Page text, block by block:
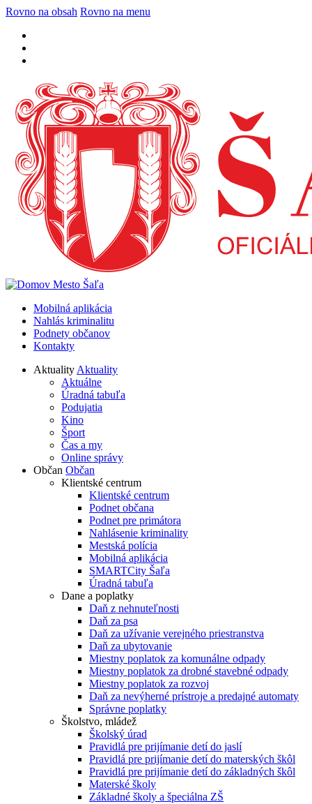
Rovno na obsah Rovno na menu
Mobilná aplikácia
Nahlás kriminalitu
Podnety občanov
Kontakty
AktualityAktuality
Aktuálne
Úradná tabuľa
Podujatia
Kino
Šport
Čas a my
Online správy
Občan Občan
Klientské centrum
Klientské centrum
Podnet občana
Podnet pre primátora
Nahlásenie kriminality
Mestská polícia
Mobilná aplikácia
SMARTCity Šaľa
Úradná tabuľa
Dane a poplatky
Daň z nehnuteľnosti
Daň za psa
Daň za užívanie verejného priestranstva
Daň za ubytovanie
Miestny poplatok za komunálne odpady
Miestny poplatok za drobné stavebné odpady
Miestny poplatok za rozvoj
Daň za nevýherné prístroje a predajné automaty
Správne poplatky
Školstvo, mládež
Školský úrad
Pravidlá pre prijímanie detí do jaslí
Pravidlá pre prijímanie detí do materských škôl
Pravidlá pre prijímanie detí do základných škôl
Materské školy
Základné školy a špeciálna ZŠ